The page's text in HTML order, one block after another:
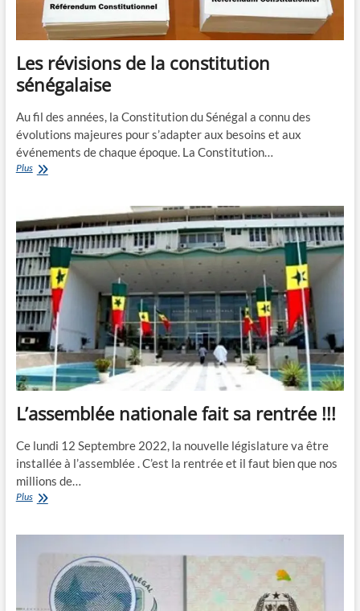
Gouvernance
Nationale
Les révisions de la constitution
sénégalaise
Au fil des années, la Constitution du Sénégal a connu des
évolutions majeures pour s’adapter aux besoins et aux
événements de chaque époque. La Constitution…
PlusLes
constitution
sénégalaise
L’assemblée nationale fait sa rentrée !!!
Ce lundi 12 Septembre 2022, la nouvelle législature va être
installée à l’assemblée . C’est la rentrée et il faut bien que nos
millions de…
PlusL’assemblée
rentrée